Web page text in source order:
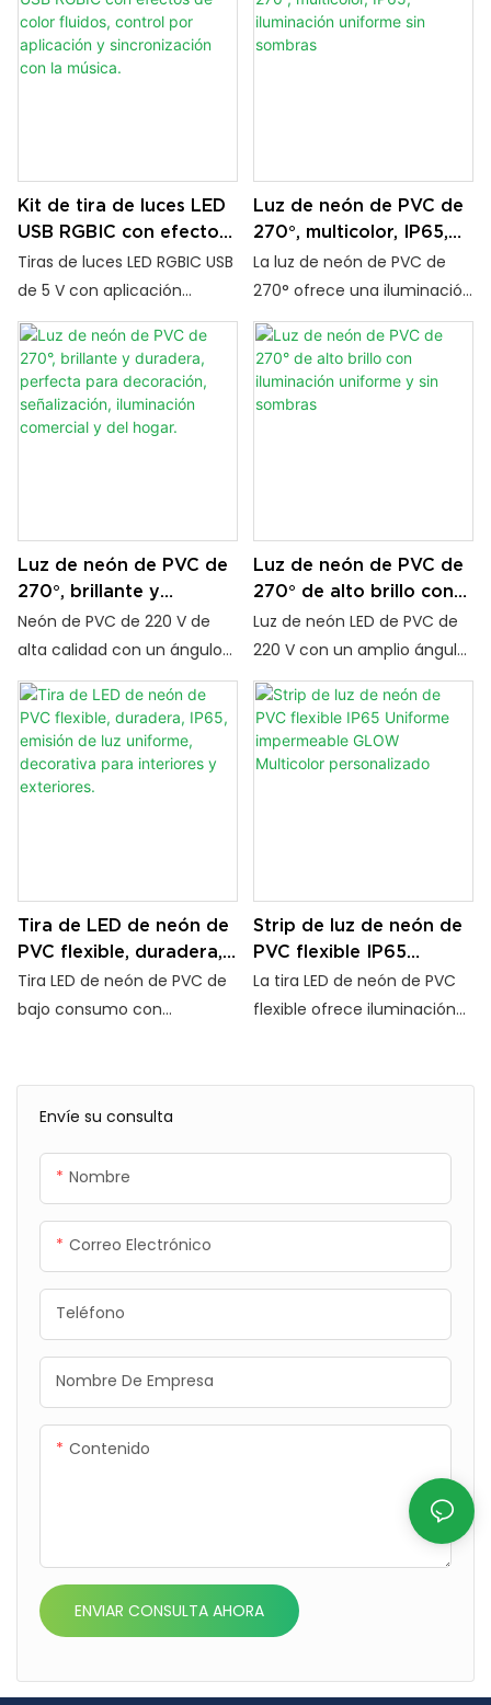
Envíe su consulta
Nombre
Correo Electrónico
Teléfono
Nombre De Empresa
Contenido
ENVIAR CONSULTA AHORA
temporizador. Sincroniza las
luces con la música y crea
un ambiente dinámico para
Alimentación USB para una
fácil instalación. Iluminación
Kit de tira de luces LED
USB RGBIC con efectos
de color fluidos, control
por aplicación y
música.
Tiras de luces LED RGBIC USB
de 5 V con aplicación
Bluetooth, control remoto e
interruptor. Disfruta de
sincronización con música,
temporizador y efectos
multicolor. Ideales para
Luz de neón de PVC de
270°, multicolor, IP65,
iluminación uniforme sin
sombras
La luz de neón de PVC de
270° ofrece una iluminación
uniforme y sin sombras
gracias a sus LED de alto
brillo y su resistente carcasa
de PVC. Disponible en varios
señalización e iluminación
ambiental.
Luz de neón de PVC de
270°, brillante y
duradera, perfecta para
decoración,
comercial y del hogar.
Neón de PVC de 220 V de
alta calidad con un ángulo
de iluminación de 270° que
garantiza una luz brillante y
uniforme. Resistente al
agua, duradero y flexible
para soluciones de
Luz de neón de PVC de
270° de alto brillo con
iluminación uniforme y
sin sombras
Luz de neón LED de PVC de
220 V con un amplio ángulo
de iluminación de 270° que
proporciona una luz brillante
y uniforme. Carcasa de PVC
resistente, IP65 resistente al
Tira de LED de neón de
PVC flexible, duradera,
IP65, emisión de luz
uniforme, decorativa
Tira LED de neón de PVC de
bajo consumo con
superficie lisa y estructura
flexible, ideal para
decoración comercial,
viviendas y publicidad
exterior.
Strip de luz de neón de
PVC flexible IP65
Uniforme impermeable
GLOW Multicolor
La tira LED de neón de PVC
flexible ofrece iluminación
de bajo consumo, ideal para
decorativa en interiores y